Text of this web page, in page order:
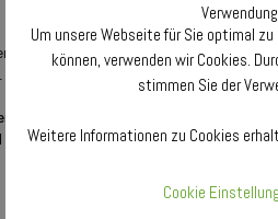
und Ohren am Puls der Zeit. Gibt es
des MGV erholsame Sommerferien
wieder – bis bald!
Um unsere Webseite für Sie optimal
können, verwenden wir Cookies.
stimmen Sie der
Weitere Informationen zu Cookies
Cookie